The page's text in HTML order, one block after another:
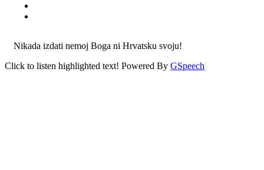
Nikada izdati nemoj Boga ni Hrvatsku svoju!
Click to listen highlighted text! Powered By GSpeech